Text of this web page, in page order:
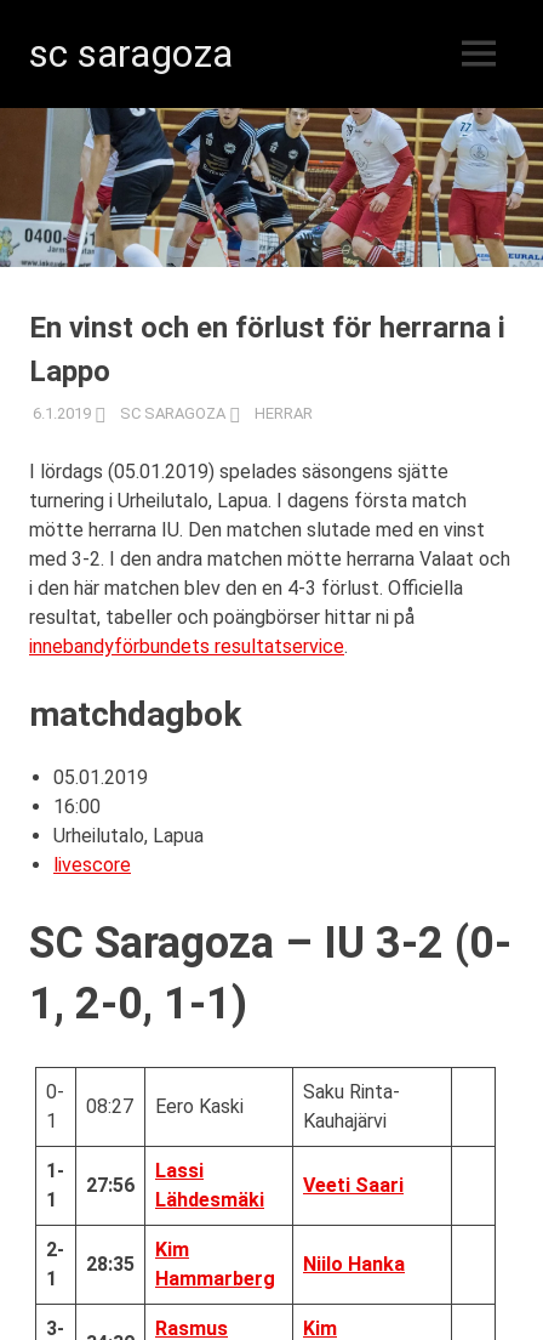
Hoppa
innehåll
sc saragoza
Kristinestad
sedan
1996
MENY
En vinst och en förlust för herrarna i
Lappo
6.1.2019 SC SARAGOZA HERRAR
I lördags (05.01.2019) spelades säsongens sjätte
turnering i Urheilutalo, Lapua. I dagens första match
mötte herrarna IU. Den matchen slutade med en vinst
med 3-2. I den andra matchen mötte herrarna Valaat och
i den här matchen blev den en 4-3 förlust. Officiella
resultat, tabeller och poängbörser hittar ni på
innebandyförbundets resultatservice.
matchdagbok
05.01.2019
16:00
Urheilutalo, Lapua
livescore
SC Saragoza – IU 3-2 (0-
1, 2-0, 1-1)
0-
1
08:27 Eero Kaski
Saku Rinta-
Kauhajärvi
1-
1
27:56
Lassi
Lähdesmäki
Veeti Saari
2-
1
28:35
Kim
Hammarberg
Niilo Hanka
3-
Rasmus
Kim